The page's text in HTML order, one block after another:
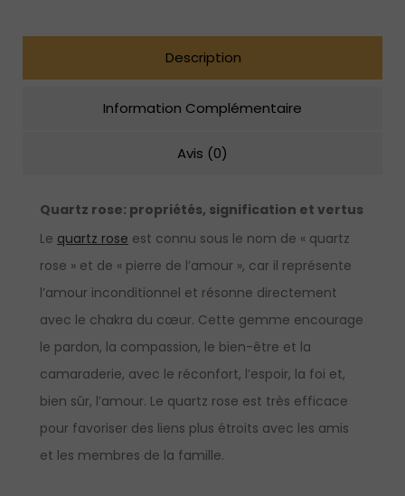
sterling
Description
Information Complémentaire
Avis (0)
Quartz rose: propriétés, signification et vertus
Le quartz rose est connu sous le nom de « quartz
rose » et de « pierre de l’amour », car il représente
l’amour inconditionnel et résonne directement
avec le chakra du cœur. Cette gemme encourage
le pardon, la compassion, le bien-être et la
camaraderie, avec le réconfort, l’espoir, la foi et,
bien sûr, l’amour. Le quartz rose est très efficace
pour favoriser des liens plus étroits avec les amis
et les membres de la famille.